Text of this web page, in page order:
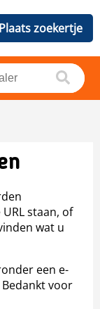
Plaats zoekertje
staan, of
wat u
een e-
voor